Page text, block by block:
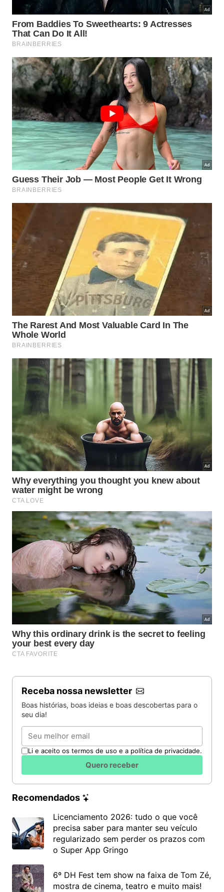
Receba nossa newsletter
Boas histórias, boas ideias e boas descobertas para o
seu dia!
Email
Li e aceito os termos de uso e a política de privacidade.
Quero receber
Recomendados
Licenciamento 2026: tudo o que você
precisa saber para manter seu veículo
regularizado sem perder os prazos com
o Super App Gringo
6º DH Fest tem show na faixa de Tom Zé,
mostra de cinema, teatro e muito mais!